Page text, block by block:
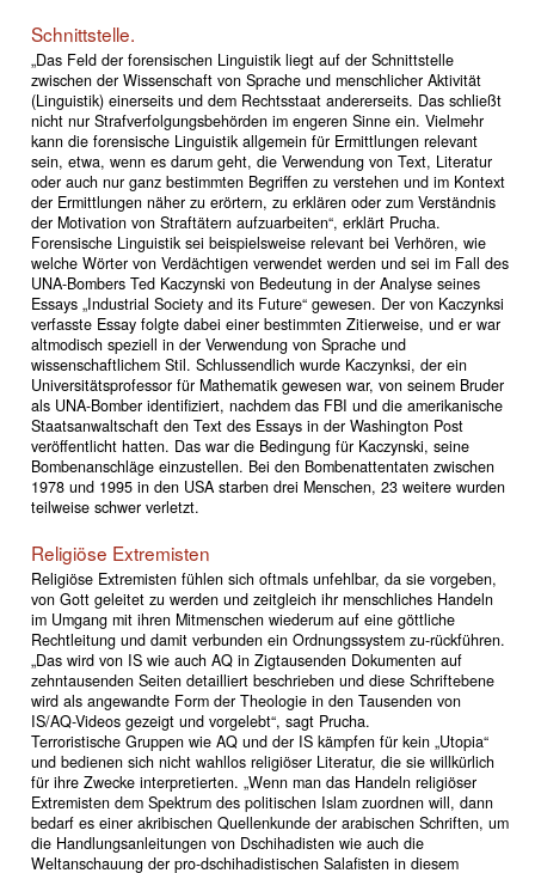
Schnittstelle.
„Das Feld der forensischen Linguistik liegt auf der Schnittstelle
zwischen der Wissenschaft von Sprache und menschlicher Aktivität
(Linguistik) einerseits und dem Rechtsstaat andererseits. Das schließt
nicht nur Strafverfolgungsbehörden im engeren Sinne ein. Vielmehr
kann die forensische Linguistik allgemein für Ermittlungen relevant
sein, etwa, wenn es darum geht, die Verwendung von Text, Literatur
oder auch nur ganz bestimmten Begriffen zu verstehen und im Kontext
der Ermittlungen näher zu erörtern, zu erklären oder zum Verständnis
der Motivation von Straftätern aufzuarbeiten“, erklärt Prucha.
Forensische Linguistik sei beispielsweise relevant bei Verhören, wie
welche Wörter von Verdächtigen verwendet werden und sei im Fall des
UNA-Bombers Ted Kaczynski von Bedeutung in der Analyse seines
Essays „Industrial Society and its Future“ gewesen. Der von Kaczynksi
verfasste Essay folgte dabei einer bestimmten Zitierweise, und er war
altmodisch speziell in der Verwendung von Sprache und
wissenschaftlichem Stil. Schlussendlich wurde Kaczynksi, der ein
Universitätsprofessor für Mathematik gewesen war, von seinem Bruder
als UNA-Bomber identifiziert, nachdem das FBI und die amerikanische
Staatsanwaltschaft den Text des Essays in der Washington Post
veröffentlicht hatten. Das war die Bedingung für Kaczynski, seine
Bombenanschläge einzustellen. Bei den Bombenattentaten zwischen
1978 und 1995 in den USA starben drei Menschen, 23 weitere wurden
teilweise schwer verletzt.
Religiöse Extremisten
Religiöse Extremisten fühlen sich oftmals unfehlbar, da sie vorgeben,
von Gott geleitet zu werden und zeitgleich ihr menschliches Handeln
im Umgang mit ihren Mitmenschen wiederum auf eine göttliche
Rechtleitung und damit verbunden ein Ordnungssystem zu-rückführen.
„Das wird von IS wie auch AQ in Zigtausenden Dokumenten auf
zehntausenden Seiten detailliert beschrieben und diese Schriftebene
wird als angewandte Form der Theologie in den Tausenden von
IS/AQ-Videos gezeigt und vorgelebt“, sagt Prucha.
Terroristische Gruppen wie AQ und der IS kämpfen für kein „Utopia“
und bedienen sich nicht wahllos religiöser Literatur, die sie willkürlich
für ihre Zwecke interpretierten. „Wenn man das Handeln religiöser
Extremisten dem Spektrum des politischen Islam zuordnen will, dann
bedarf es einer akribischen Quellenkunde der arabischen Schriften, um
die Handlungsanleitungen von Dschihadisten wie auch die
Weltanschauung der pro-dschihadistischen Salafisten in diesem